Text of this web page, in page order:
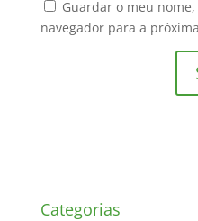
Guardar o meu
navegador para a
Categorias